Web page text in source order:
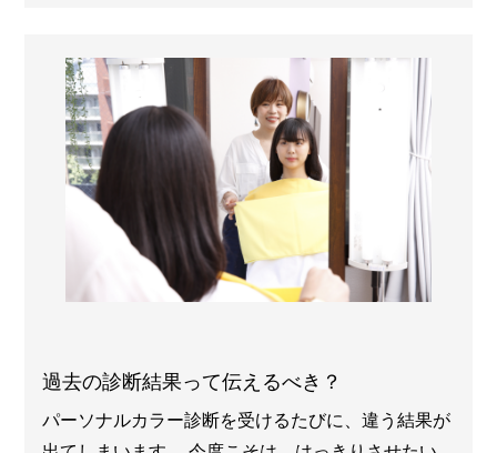
過去の診断結果って伝えるべき？
パーソナルカラー診断を受けるたびに、違う結果が